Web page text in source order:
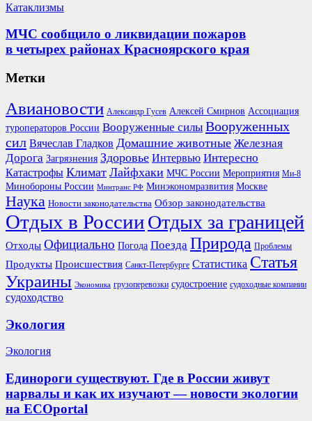
Катаклизмы
МЧС сообщило о ликвидации пожаров
в четырех районах Красноярского края
Метки
Авиановости Александр Гусев Алексей Смирнов Ассоциация
туроператоров России Вооруженные силы Вооруженных
сил Вячеслав Гладков Домашние животные Железная
Дорога Загрязнения Здоровье Интервью Интересно
Катастрофы Климат Лайфхаки МЧС России Мероприятия Ми-8
Минобороны России Минтранс РФ Минэкономразвития Москве
Наука Новости законодательства Обзор законодательства
Отдых в РоссииОтдых за границей
Отходы Официально Погода Поезда Природа Проблемы
Продукты Происшествия Санкт-Петербурге Статистика Статья
Украины Экономика грузоперевозки судостроение судоходные компании
судоходство
Экология
Экология
Единороги существуют. Где в России живут
нарвалы и как их изучают — новости экологии
на ECOportal